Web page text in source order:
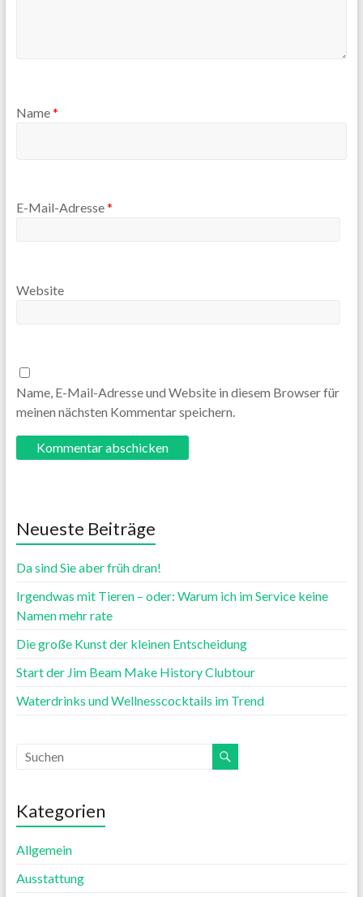
Name*
E-Mail-Adresse*
Website
Name, E-Mail-Adresse und Website in diesem Browser für
meinen nächsten Kommentar speichern.
Neueste Beiträge
Da sind Sie aber früh dran!
Irgendwas mit Tieren – oder: Warum ich im Service keine
Namen mehr rate
Die große Kunst der kleinen Entscheidung
Start der Jim Beam Make History Clubtour
Waterdrinks und Wellnesscocktails im Trend
Kategorien
Allgemein
Ausstattung